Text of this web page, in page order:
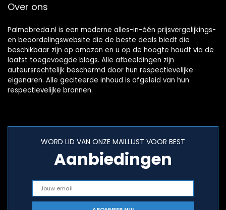
Over ons
Palmabreda.nl is een moderne alles-in-één prijsvergelijkings-
en beoordelingswebsite die de beste deals biedt die
beschikbaar zijn op amazon en u op de hoogte houdt via de
laatst toegevoegde blogs. Alle afbeeldingen zijn
auteursrechtelijk beschermd door hun respectievelijke
eigenaren. Alle geciteerde inhoud is afgeleid van hun
respectievelijke bronnen.
WORD LID VAN ONZE MAILLIJST VOOR BEST
Aanbiedingen